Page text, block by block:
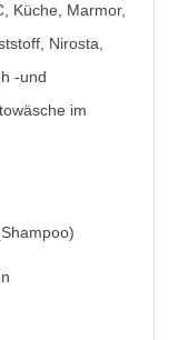
Küche, Marmor,
Nirosta,
-und
im